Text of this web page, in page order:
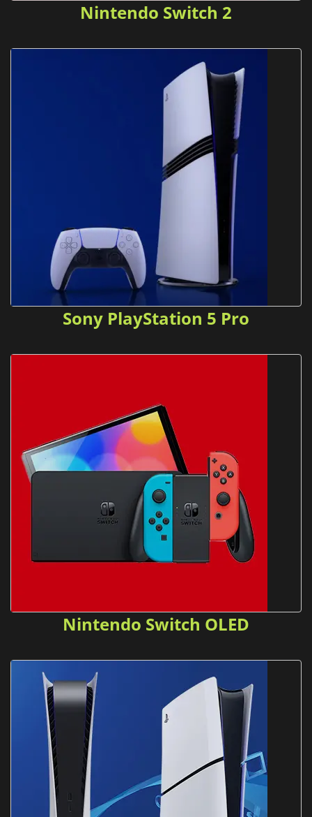
Nintendo Switch 2
Sony PlayStation 5 Pro
Nintendo Switch OLED